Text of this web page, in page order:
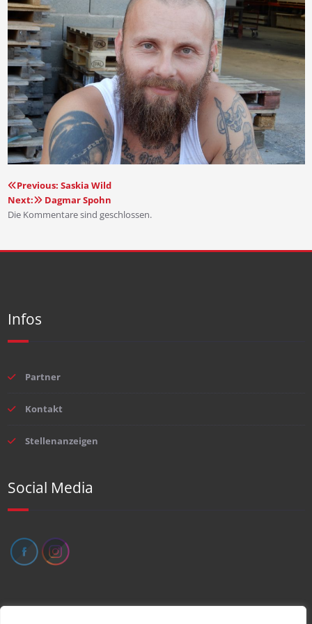
Beitragsnavigation
Previous: Saskia Wild
Next:
Dagmar Spohn
Die Kommentare sind geschlossen.
Infos
Partner
Kontakt
Stellenanzeigen
Social Media